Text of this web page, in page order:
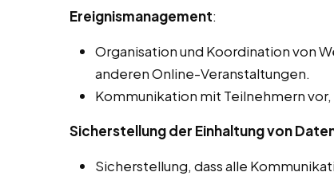
Ereignismanagement:
Organisation und Koordination von
anderen Online-Veranstaltungen.
Kommunikation mit Teilnehmern
Sicherstellung der Einhaltung von
Sicherstellung, dass alle